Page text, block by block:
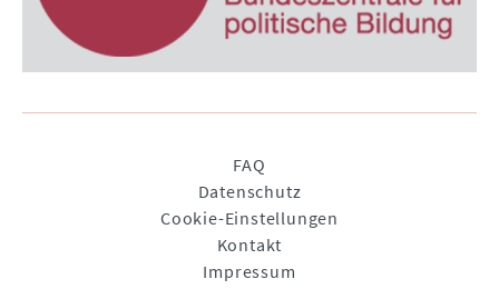
FAQ
Datenschutz
Cookie-Einstellungen
Kontakt
Impressum